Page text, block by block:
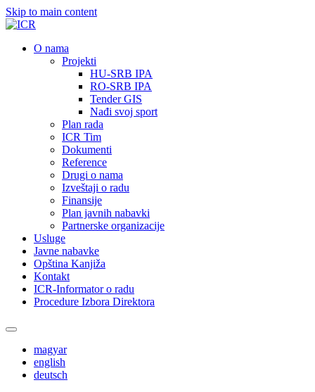
Skip to main content
О nama
Projekti
HU-SRB IPA
RO-SRB IPA
Tender GIS
Nađi svoj sport
Plan rada
ICR Tim
Dokumenti
Reference
Drugi o nama
Izveštaji o radu
Finansije
Plan javnih nabavki
Partnerske organizacije
Usluge
Javne nabavke
Opština Kanjiža
Kontakt
ICR-Informator o radu
Procedure Izbora Direktora
magyar
english
deutsch